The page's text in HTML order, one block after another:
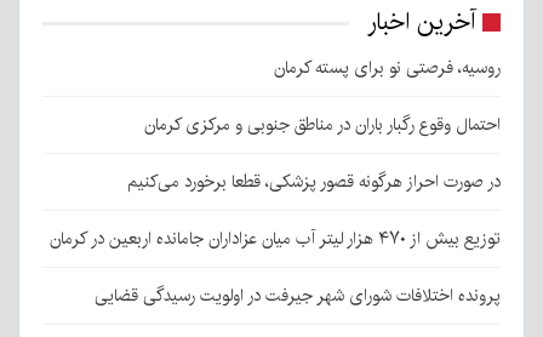
آخرین اخبار
روسیه، فرصتی نو برای پسته کرمان
احتمال وقوع رگبار باران در مناطق جنوبی و مرکزی کرمان
در صورت احراز هرگونه قصور پزشکی، قطعا برخورد می‌کنیم
توزیع بیش از ۴۷۰ هزار لیتر آب میان عزاداران جامانده اربعین در کرمان
پرونده اختلافات شورای شهر جیرفت در اولویت رسیدگی قضایی